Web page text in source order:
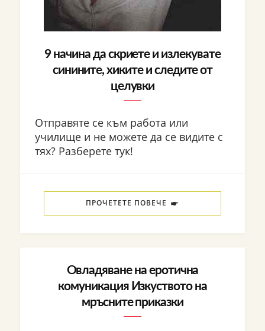
9 начина да скриете и излекувате
синините, хиките и следите от
целувки
Отправяте се към работа или
училище и не можете да се видите с
тях? Разберете тук!
ПРОЧЕТЕТЕ ПОВЕЧЕ
Овладяване на еротична
комуникация Изкуството на
мръсните приказки